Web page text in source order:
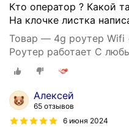
Кто оператор ? Какой
На клочке листка
Товар — 4g роутер
Роутер работает С
россии, крыма, СНГ.
требует настроек!
Алексей
65 отзывов
6 июня 2024